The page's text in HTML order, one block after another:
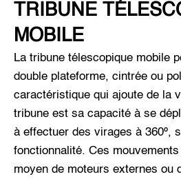
TRIBUNE
MOBILE
La tribune télescopique mobile
double plateforme, cintrée ou
caractéristique qui ajoute de la
tribune est sa capacité à se
à effectuer des virages à 360º,
fonctionnalité. Ces
moyen de moteurs externes ou